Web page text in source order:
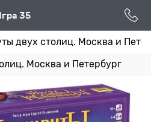
35
двух столиц. Москва и
Москва и Петербург